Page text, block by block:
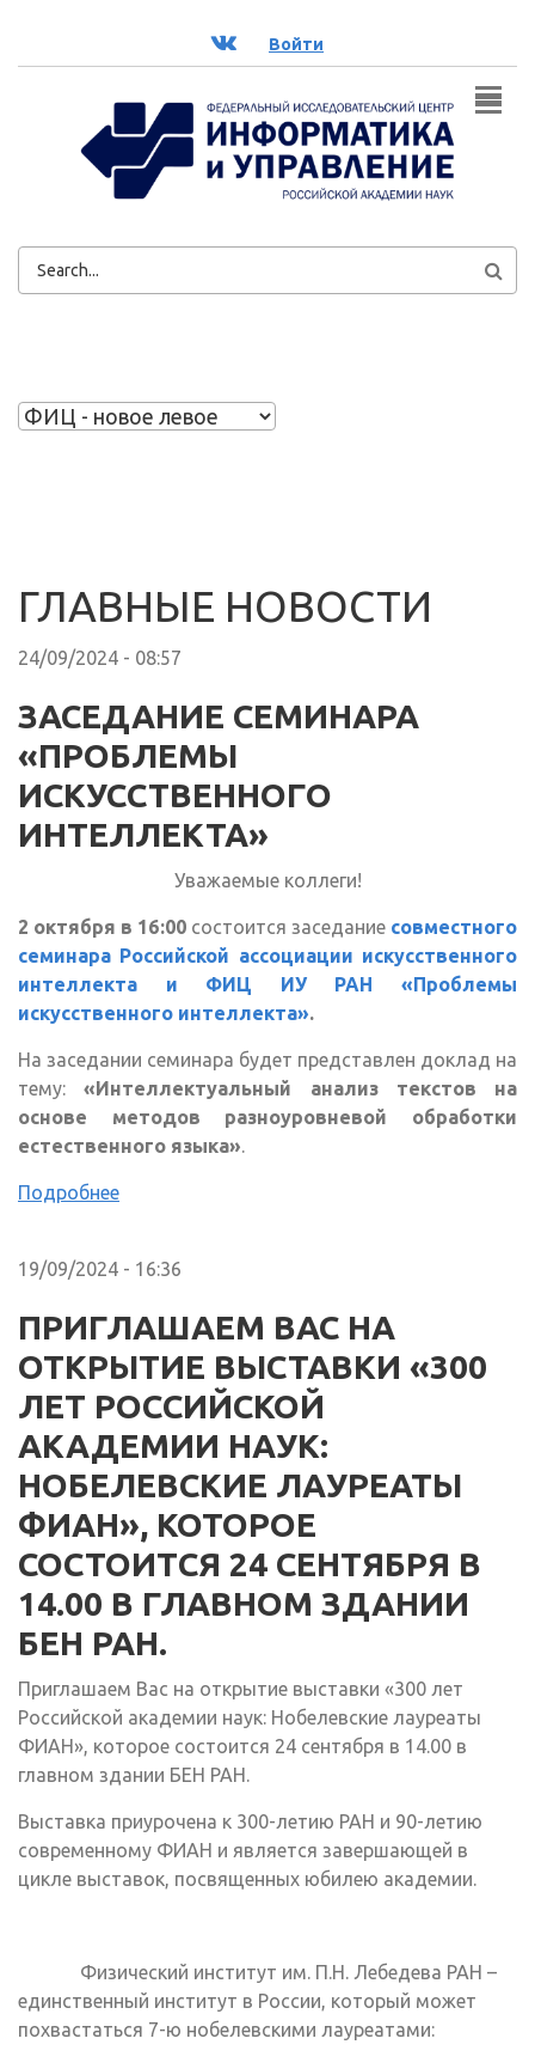
ВК Войти
ФОРМА
ГЛАВНЫЕ НОВОСТИ
24/09/2024 - 08:57
ЗАСЕДАНИЕ СЕМИНАРА
«ПРОБЛЕМЫ
ИСКУССТВЕННОГО
ИНТЕЛЛЕКТА»
Уважаемые коллеги!
2 октября в 16:00состоится заседание совместного
семинара Российской ассоциации искусственного
интеллекта и ФИЦ ИУ РАН «Проблемы
искусственного интеллекта».
На заседании семинара будет представлен доклад на
тему:«Интеллектуальный анализ текстов на
основе методов разноуровневой обработки
естественного языка».
Подробнее
19/09/2024 - 16:36
ПРИГЛАШАЕМ ВАС НА
ОТКРЫТИЕ ВЫСТАВКИ «300
ЛЕТ РОССИЙСКОЙ
АКАДЕМИИ НАУК:
НОБЕЛЕВСКИЕ ЛАУРЕАТЫ
ФИАН», КОТОРОЕ
СОСТОИТСЯ 24 СЕНТЯБРЯ В
14.00 В ГЛАВНОМ ЗДАНИИ
БЕН РАН.
Приглашаем Вас на открытие выставки «300 лет
Российской академии наук: Нобелевские лауреаты
ФИАН», которое состоится 24 сентября в 14.00 в
главном здании БЕН РАН.
Выставка приурочена к 300-летию РАН и 90-летию
современному ФИАН и является завершающей в
цикле выставок, посвященных юбилею академии.
Физический институт им. П.Н. Лебедева РАН –
единственный институт в России, который может
похвастаться 7-ю нобелевскими лауреатами: